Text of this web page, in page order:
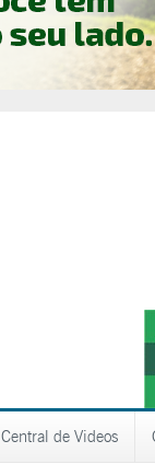
Central de Videos